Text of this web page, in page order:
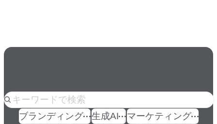
人気のkeyword
ブランディング 生成AI
マーケティング